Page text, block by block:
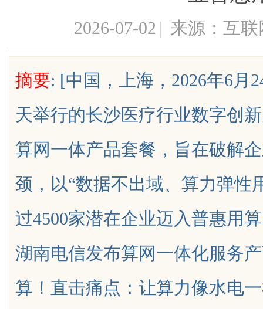
uz
2026-07-02 | 来源：互联
摘要: [中国，上海，2026年6月
天举行的长沙医疗行业数字创
算网一体产品套餐，旨在破解
颈，以“数据不出域、算力弹性
过4500家潜在企业迈入普惠用
湖南电信发布算网一体化服务
算！直击痛点：让算力像水电
，巨一，焊锡，无 靠谱